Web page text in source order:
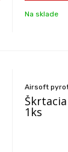
Na sklade
Airsoft
1ks